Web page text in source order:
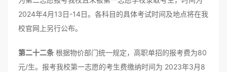
2024年4月13日-14日。各科目的具体考试时间及地点将在我
校官网上另行公布。
第二十二条 根据物价部门统一规定，高职单招的报考费为80
元/生。报考我校第一志愿的考生费缴纳时间为 2023年3月8